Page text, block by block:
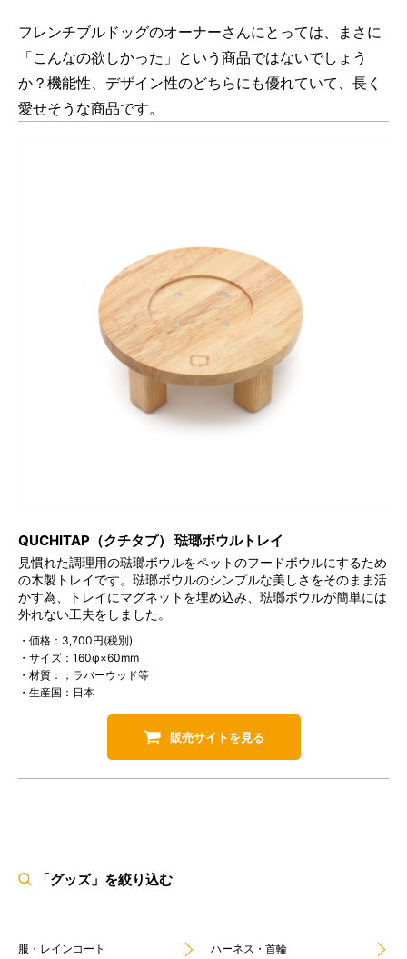
フレンチブルドッグのオーナーさんにとっては、まさに
「こんなの欲しかった」という商品ではないでしょう
か？機能性、デザイン性のどちらにも優れていて、長く
愛せそうな商品です。
QUCHITAP（クチタプ） 琺瑯ボウルトレイ
見慣れた調理用の琺瑯ボウルをペットのフードボウルにするため
の木製トレイです。琺瑯ボウルのシンプルな美しさをそのまま活
かす為、トレイにマグネットを埋め込み、琺瑯ボウルが簡単には
外れない工夫をしました。
・価格：3,700円(税別)
・サイズ：160φ×60mm
・材質：；ラバーウッド等
・生産国：日本
販売サイトを見る
「グッズ」を絞り込む
服・レインコート ハーネス・首輪